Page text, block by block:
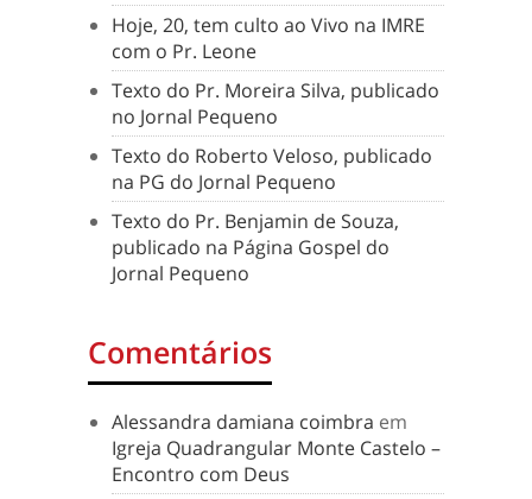
Hoje, 20, tem culto ao Vivo na IMRE
com o Pr. Leone
Texto do Pr. Moreira Silva, publicado
no Jornal Pequeno
Texto do Roberto Veloso, publicado
na PG do Jornal Pequeno
Texto do Pr. Benjamin de Souza,
publicado na Página Gospel do
Jornal Pequeno
Comentários
Alessandra damiana coimbra em
Igreja Quadrangular Monte Castelo –
Encontro com Deus